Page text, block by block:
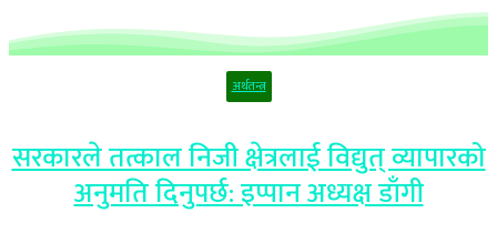
अर्थतन्त्र
सरकारले तत्काल निजी क्षेत्रलाई विद्युत् व्यापारको
अनुमति दिनुपर्छ: इप्पान अध्यक्ष डाँगी